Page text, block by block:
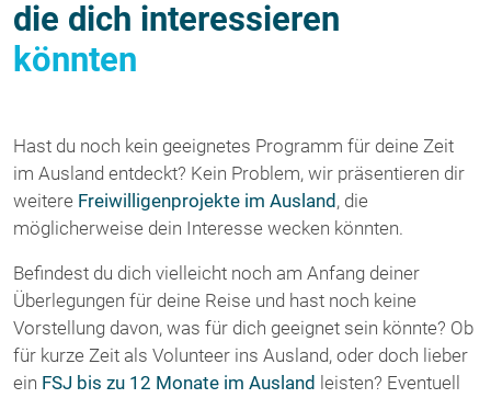
die dich interessieren
könnten
Hast du noch kein geeignetes Programm für deine Zeit
im Ausland entdeckt? Kein Problem, wir präsentieren dir
weitere Freiwilligenprojekte im Ausland , die
möglicherweise dein Interesse wecken könnten.
Befindest du dich vielleicht noch am Anfang deiner
Überlegungen für deine Reise und hast noch keine
Vorstellung davon, was für dich geeignet sein könnte? Ob
für kurze Zeit als Volunteer ins Ausland, oder doch lieber
ein FSJ bis zu 12 Monate im Ausland leisten? Eventuell